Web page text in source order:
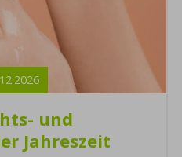
2026
und
Jahreszeit